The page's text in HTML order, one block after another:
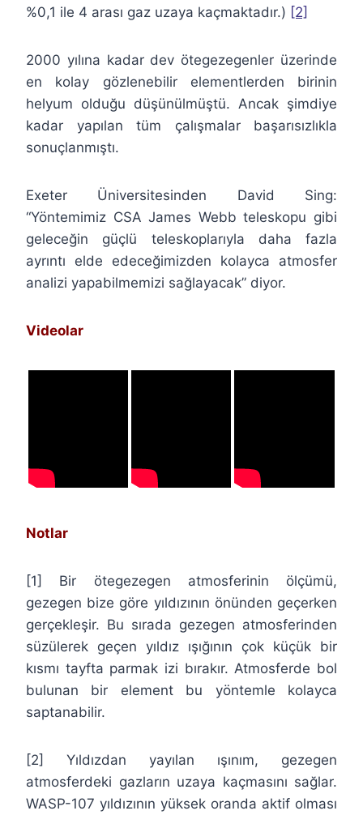
%0,1 ile 4 arası gaz uzaya kaçmaktadır.) [2]
2000 yılına kadar dev ötegezegenler üzerinde
en kolay gözlenebilir elementlerden birinin
helyum olduğu düşünülmüştü. Ancak şimdiye
kadar yapılan tüm çalışmalar başarısızlıkla
sonuçlanmıştı.
Exeter Üniversitesinden David Sing:
“Yöntemimiz CSA James Webb teleskopu gibi
geleceğin güçlü teleskoplarıyla daha fazla
ayrıntı elde edeceğimizden kolayca atmosfer
analizi yapabilmemizi sağlayacak” diyor.
Videolar
Notlar
[1] Bir ötegezegen atmosferinin ölçümü,
gezegen bize göre yıldızının önünden geçerken
gerçekleşir. Bu sırada gezegen atmosferinden
süzülerek geçen yıldız ışığının çok küçük bir
kısmı tayfta parmak izi bırakır. Atmosferde bol
bulunan bir element bu yöntemle kolayca
saptanabilir.
[2] Yıldızdan yayılan ışınım, gezegen
atmosferdeki gazların uzaya kaçmasını sağlar.
WASP-107 yıldızının yüksek oranda aktif olması